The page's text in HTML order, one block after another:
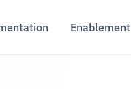
Enablement